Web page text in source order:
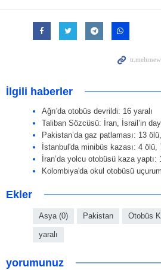
İlgili haberler
Ağrı'da otobüs devrildi: 16 yaralı
Taliban Sözcüsü: İran, İsrail’in
Pakistan’da gaz patlaması: 13
İstanbul'da minibüs kazası: 4 ölü,
İran’da yolcu otobüsü kaza yaptı:
Kolombiya'da okul otobüsü
Ekler
Asya (0) Pakistan Otobüs
yaralı
yorumunuz